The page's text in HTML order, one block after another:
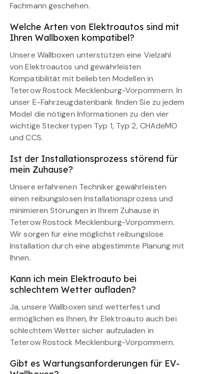
Fachmann geschehen.
Welche Arten von Elektroautos sind mit
Ihren Wallboxen kompatibel?
Unsere Wallboxen unterstützen eine Vielzahl
von Elektroautos und gewährleisten
Kompatibilität mit beliebten Modellen in
Teterow Rostock Mecklenburg-Vorpommern. In
unser E-Fahrzeugdatenbank finden Sie zu jedem
Model die nötigen Informationen zu den vier
wichtige Steckertypen Typ 1, Typ 2, CHAdeMO
und CCS.
Ist der Installationsprozess störend für
mein Zuhause?
Unsere erfahrenen Techniker gewährleisten
einen reibungslosen Installationsprozess und
minimieren Störungen in Ihrem Zuhause in
Teterow Rostock Mecklenburg-Vorpommern.
Wir sorgen für eine möglichst reibungslose
Installation durch eine abgestimmte Planung mit
Ihnen.
Kann ich mein Elektroauto bei
schlechtem Wetter aufladen?
Ja, unsere Wallboxen sind wetterfest und
ermöglichen es Ihnen, Ihr Elektroauto auch bei
schlechtem Wetter sicher aufzuladen in
Teterow Rostock Mecklenburg-Vorpommern.
Gibt es Wartungsanforderungen für EV-